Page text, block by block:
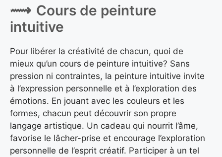
Cours de peinture
intuitive
Pour libérer la créativité de chacun, quoi de
mieux qu’un cours de peinture intuitive? Sans
pression ni contraintes, la peinture intuitive invite
à l’expression personnelle et à l’exploration des
émotions. En jouant avec les couleurs et les
formes, chacun peut découvrir son propre
langage artistique. Un cadeau qui nourrit l’âme,
favorise le lâcher-prise et encourage l’exploration
personnelle de l’esprit créatif. Participer à un tel